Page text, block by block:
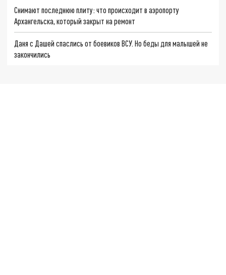
Снимают последнюю плиту: что происходит в аэропорту
Архангельска, который закрыт на ремонт
Даня с Дашей спаслись от боевиков ВСУ. Но беды для малышей не
закончились